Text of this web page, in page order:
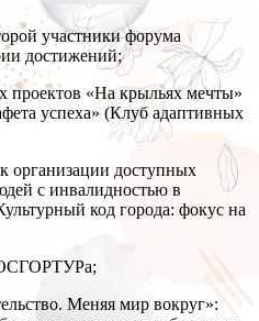
участники форума
достижений;
проектов «На крыльях мечты»
успеха» (Клуб адаптивных
организации доступных
с инвалидностью в
код города: фокус на
Меняя мир вокруг»: